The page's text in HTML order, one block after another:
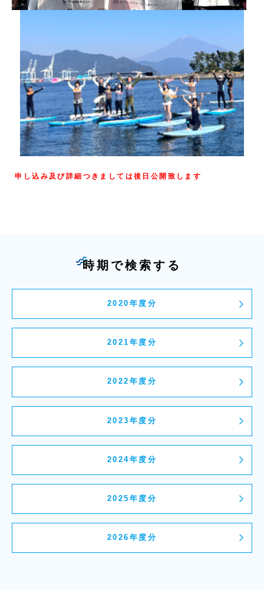
申し込み及び詳細つきましては後日公開致します
時期で検索する
2020年度分
2021年度分
2022年度分
2023年度分
2024年度分
2025年度分
2026年度分